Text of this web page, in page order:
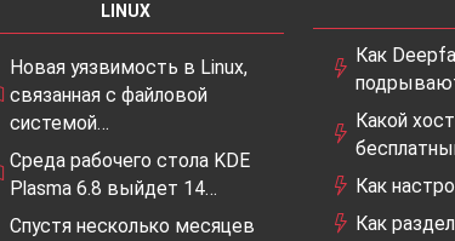
LINUX
Новая уязвимость в Linux,
связанная с файловой
системой…
Среда рабочего стола KDE
Plasma 6.8 выйдет 14…
Спустя несколько месяцев
Как
Какой
Как
Как